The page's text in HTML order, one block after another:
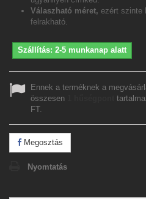
Válaszható méret, ezért szinte
felrakható.
Szállítás: 2-5 munkanap alatt
Ennek a terméknek a
összesen
FT.
Megosztás
Nyomtatás